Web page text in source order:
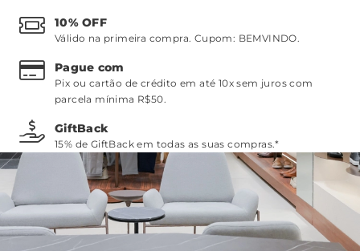
10% OFF
Válido na primeira compra. Cupom: BEMVINDO.
Pague com
Pix ou cartão de crédito em até 10x sem juros com
parcela mínima R$50.
GiftBack
15% de GiftBack em todas as suas compras.*